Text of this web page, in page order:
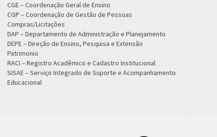
CGE – Coordenação Geral de Ensino
CGP – Coordenação de Gestão de Pessoas
Compras/Licitações
DAP – Departamento de Administração e Planejamento
DEPE – Direção de Ensino, Pesquisa e Extensão
Patrimonio
RACI – Registro Acadêmico e Cadastro Institucional
SISAE – Serviço Integrado de Suporte e Acompanhamento
Educacional